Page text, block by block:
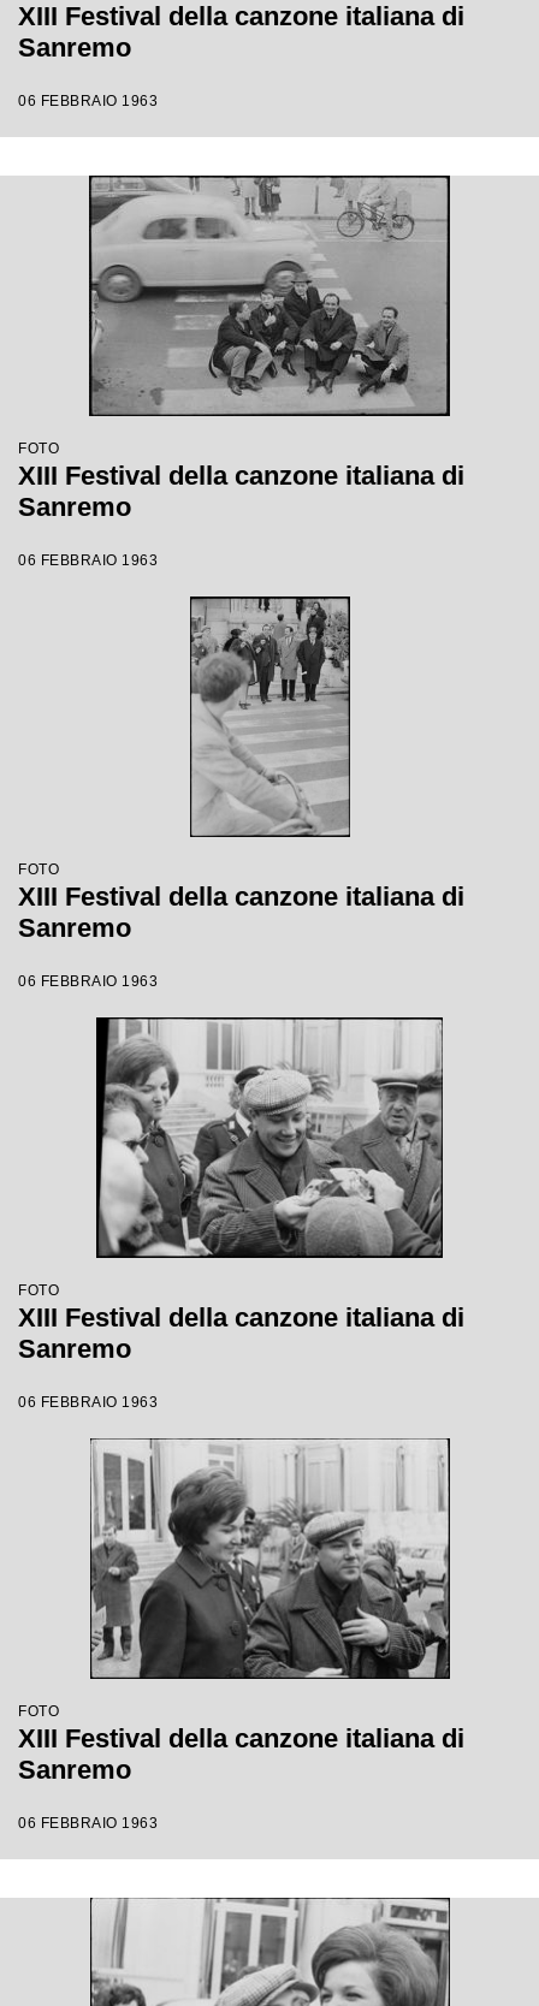
XIII Festival della canzone italiana di
Sanremo
06 FEBBRAIO 1963
FOTO
XIII Festival della canzone italiana di
Sanremo
06 FEBBRAIO 1963
FOTO
XIII Festival della canzone italiana di
Sanremo
06 FEBBRAIO 1963
FOTO
XIII Festival della canzone italiana di
Sanremo
06 FEBBRAIO 1963
FOTO
XIII Festival della canzone italiana di
Sanremo
06 FEBBRAIO 1963